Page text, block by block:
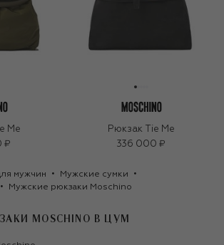
Me
₽
Рюкзак Tie Me
336 000 ₽
мужчин
Мужские сумки
Мужские рюкзаки Moschino
MOSCHINO В ЦУМ